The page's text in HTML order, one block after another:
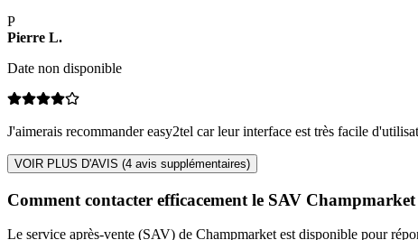
P
Pierre L.
Date non disponible
J'aimerais recommander easy2tel car leur interface est très facile
VOIR PLUS D'AVIS (4 avis supplémentaires)
Comment contacter efficacement le SAV Champmarket
Le service après-vente (SAV) de Champmarket est disponible pour